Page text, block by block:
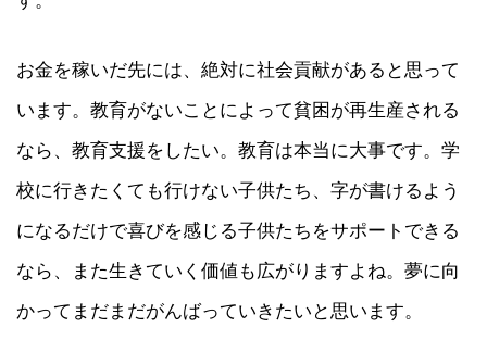
お金を稼いだ先には、絶対に社会貢献があると思って
います。教育がないことによって貧困が再生産される
なら、教育支援をしたい。教育は本当に大事です。学
校に行きたくても行けない子供たち、字が書けるよう
になるだけで喜びを感じる子供たちをサポートできる
なら、また生きていく価値も広がりますよね。夢に向
かってまだまだがんばっていきたいと思います。